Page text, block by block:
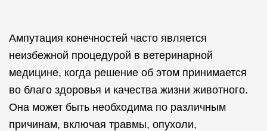
Ампутация конечностей часто является
неизбежной процедурой в ветеринарной
медицине, когда решение об этом принимается
во благо здоровья и качества жизни животного.
Она может быть необходима по различным
причинам, включая травмы, опухоли,